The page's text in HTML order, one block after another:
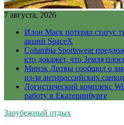
7 августа, 2026
Илон Маск потерял статус
акций SpaceX
Columbia Sportswear
кто докажет, что Земля
Минэк Литвы сообщил о
из-за антироссийских
Логистический комплекс
работу в Екатеринбурге
Зарубежный отдых